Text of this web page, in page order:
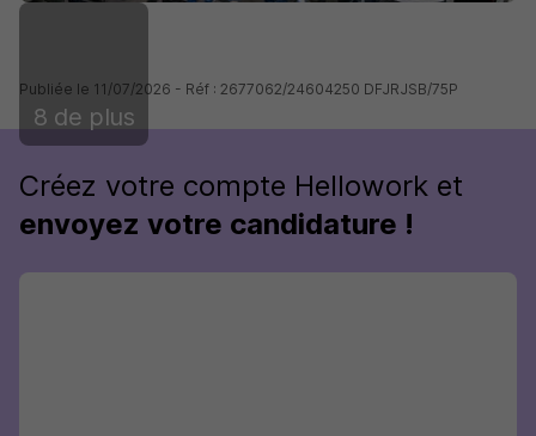
8 de plus
Publiée le 11/07/2026 - Réf : 2677062/24604250 DFJRJSB/75P
Créez votre compte Hellowork et
envoyez votre candidature !